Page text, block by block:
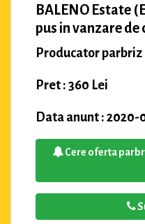
BALENO Estate
pus in vanzare
Producator parbriz
Pret : 360 Lei
Data anunt : 2020-
Cere oferta